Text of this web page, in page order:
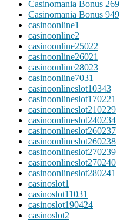
Casinomania Bonus 269
Casinomania Bonus 949
casinoonline1
casinoonline2
casinoonline25022
casinoonline26021
casinoonline28023
casinoonline7031
casinoonlineslot10343
casinoonlineslot170221
casinoonlineslot210229
casinoonlineslot240234
casinoonlineslot260237
casinoonlineslot260238
casinoonlineslot270239
casinoonlineslot270240
casinoonlineslot280241
casinoslot1
casinoslot11031
casinoslot190424
casinoslot2